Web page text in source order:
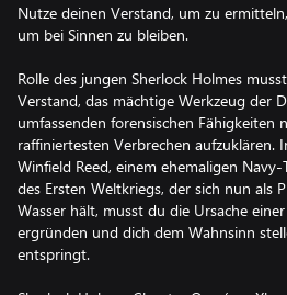
Nutze deinen Verstand, um zu
um bei Sinnen zu bleiben.
Rolle des jungen Sherlock Holmes
Verstand, das mächtige Werkzeug der
umfassenden forensischen Fähigkeiten
raffiniertesten Verbrechen aufzuklären.
Winfield Reed, einem ehemaligen
des Ersten Weltkriegs, der sich nun als
Wasser hält, musst du die Ursache
ergründen und dich dem Wahnsinn
entspringt.